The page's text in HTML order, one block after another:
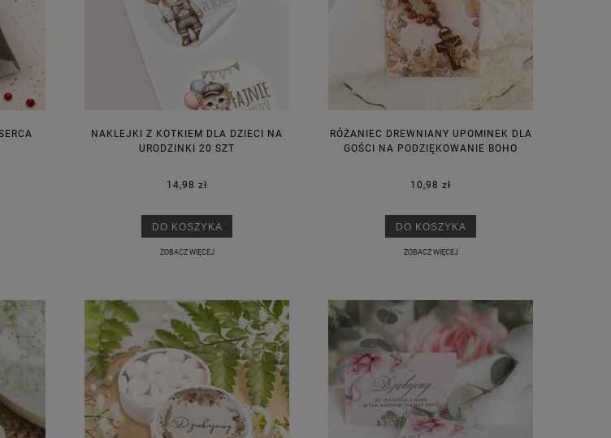
NAKLEJKI Z KOTKIEM DLA DZIECI NA
URODZINKI 20 SZT
14,98 zł
DO KOSZYKA
ZOBACZ WIĘCEJ
RÓŻANIEC DREWNIANY UPOMINEK DLA
GOŚCI NA PODZIĘKOWANIE BOHO
10,98 zł
DO KOSZYKA
ZOBACZ WIĘCEJ